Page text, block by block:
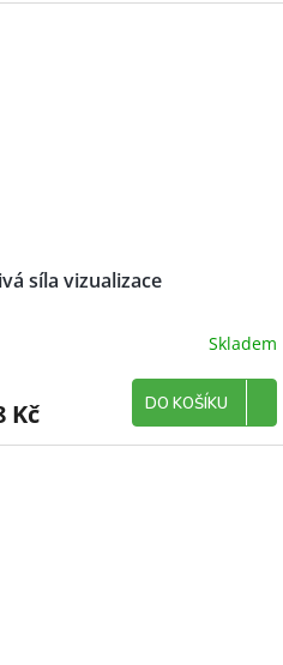
síla vizualizace
Skladem
Kč DO KOŠÍKU